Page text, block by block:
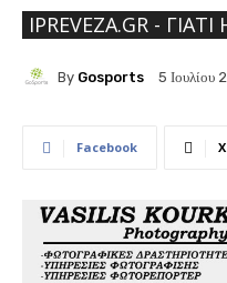
IPREVEZA.GR -
By Gosports 5 Ιουλίου
Facebook X